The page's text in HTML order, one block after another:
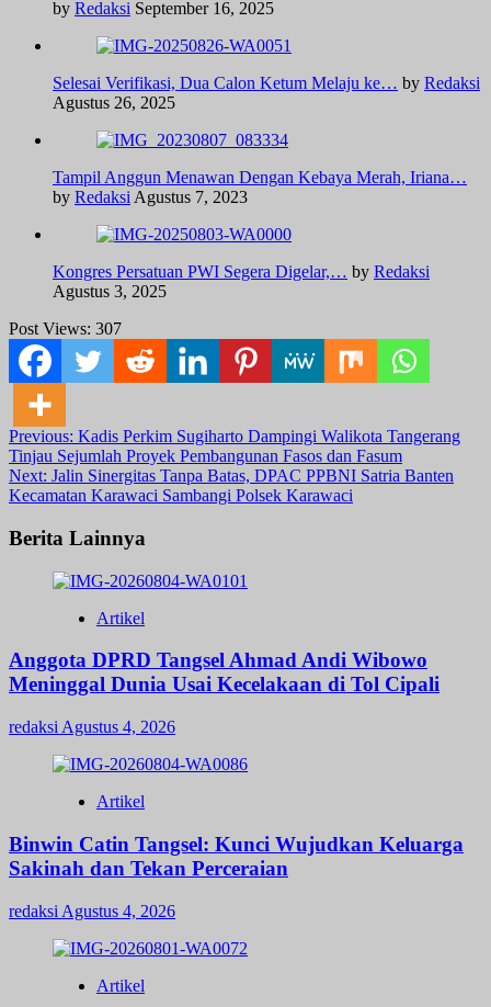
by Redaksi September 16, 2025
Selesai Verifikasi, Dua Calon Ketum Melaju ke… by Redaksi
Agustus 26, 2025
Tampil Anggun Menawan Dengan Kebaya Merah, Iriana…
by Redaksi Agustus 7, 2023
Kongres Persatuan PWI Segera Digelar,… by Redaksi
Agustus 3, 2025
Post Views: 307
Post
navigation
Previous: Kadis Perkim Sugiharto Dampingi Walikota Tangerang
Tinjau Sejumlah Proyek Pembangunan Fasos dan Fasum
Next: Jalin Sinergitas Tanpa Batas, DPAC PPBNI Satria Banten
Kecamatan Karawaci Sambangi Polsek Karawaci
Berita Lainnya
Artikel
Anggota DPRD Tangsel Ahmad Andi Wibowo
Meninggal Dunia Usai Kecelakaan di Tol Cipali
redaksi Agustus 4, 2026
Artikel
Binwin Catin Tangsel: Kunci Wujudkan Keluarga
Sakinah dan Tekan Perceraian
redaksi Agustus 4, 2026
Artikel